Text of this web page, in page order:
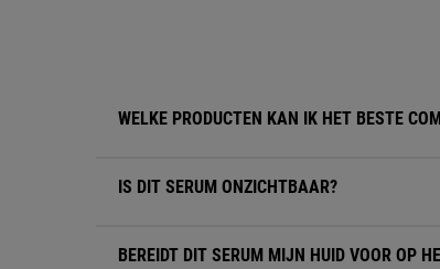
WELKE PRODUCTEN KAN IK HET BESTE
IS DIT SERUM ONZICHTBAAR?
BEREIDT DIT SERUM MIJN HUID VOOR OP